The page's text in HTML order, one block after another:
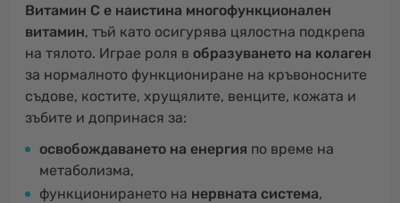
Витамин С е наистина многофункционален
витамин, тъй като осигурява цялостна подкрепа
на тялото. Играе роля в образуването на колаген
за нормалното функциониране на кръвоносните
съдове, костите, хрущялите, венците, кожата и
зъбите и допринася за:
освобождаването на енергия по време на
метаболизма,
функционирането на нервната система,